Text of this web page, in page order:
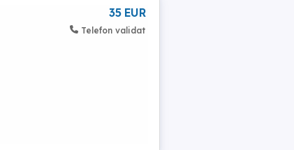
35 EUR
Telefon validat